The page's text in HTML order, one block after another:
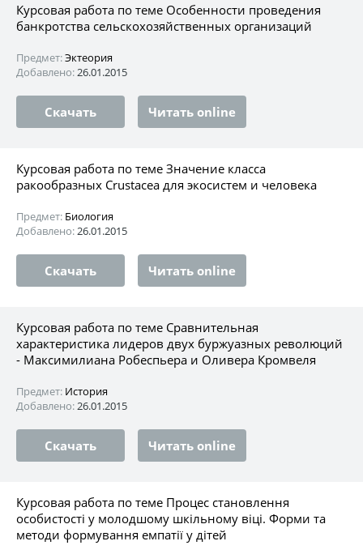
Курсовая работа по теме Особенности проведения
банкротства сельскохозяйственных организаций
Предмет:Эктеория
Добавлено:26.01.2015
Скачать Читать online
Курсовая работа по теме Значение класса
ракообразных Crustacea для экосистем и человека
Предмет: Биология
Добавлено:26.01.2015
Скачать Читать online
Курсовая работа по теме Сравнительная
характеристика лидеров двух буржуазных революций
- Максимилиана Робеспьера и Оливера Кромвеля
Предмет: История
Добавлено:26.01.2015
Скачать Читать online
Курсовая работа по теме Процес становлення
особистості у молодшому шкільному віці. Форми та
методи формування емпатії у дітей